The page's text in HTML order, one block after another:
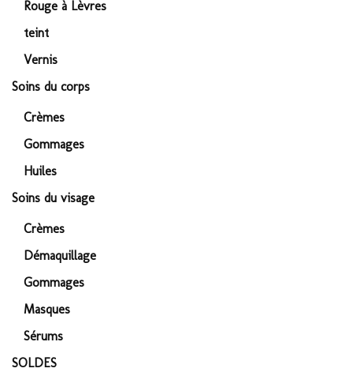
Rouge à Lèvres
teint
Vernis
Soins du corps
Crèmes
Gommages
Huiles
Soins du visage
Crèmes
Démaquillage
Gommages
Masques
Sérums
SOLDES